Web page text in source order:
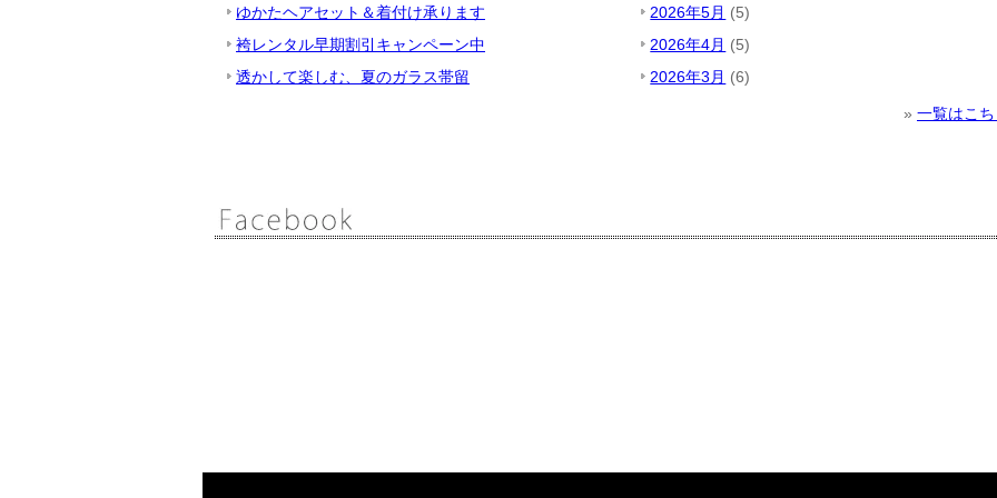
ゆかたヘアセット＆着付け承ります
袴レンタル早期割引キャンペーン中
透かして楽しむ、夏のガラス帯留
2026年5月 (5)
2026年4月 (5)
2026年3月 (6)
» 一覧はこ